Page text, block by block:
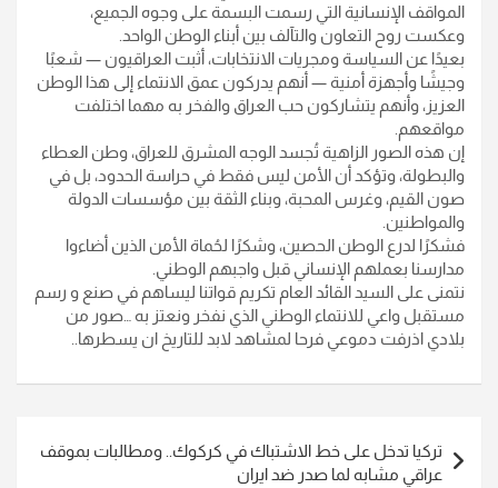
المواقف الإنسانية التي رسمت البسمة على وجوه الجميع،
وعكست روح التعاون والتآلف بين أبناء الوطن الواحد.
بعيدًا عن السياسة ومجريات الانتخابات، أثبت العراقيون — شعبًا
وجيشًا وأجهزة أمنية — أنهم يدركون عمق الانتماء إلى هذا الوطن
العزيز، وأنهم يتشاركون حب العراق والفخر به مهما اختلفت
مواقعهم.
إن هذه الصور الزاهية تُجسد الوجه المشرق للعراق، وطن العطاء
والبطولة، وتؤكد أن الأمن ليس فقط في حراسة الحدود، بل في
صون القيم، وغرس المحبة، وبناء الثقة بين مؤسسات الدولة
والمواطنين.
فشكرًا لدرع الوطن الحصين، وشكرًا لحُماة الأمن الذين أضاءوا
مدارسنا بعملهم الإنساني قبل واجبهم الوطني.
نتمنى على السيد القائد العام تكريم قواتنا ليساهم في صنع و رسم
مستقبل واعي للانتماء الوطني الذي نفخر ونعتز به …صور من
بلادي اذرفت دموعي فرحا لمشاهد لابد للتاريخ ان يسطرها..
المقالات
تركيا تدخل على خط الاشتباك في كركوك.. ومطالبات بموقف
عراقي مشابه لما صدر ضد ايران